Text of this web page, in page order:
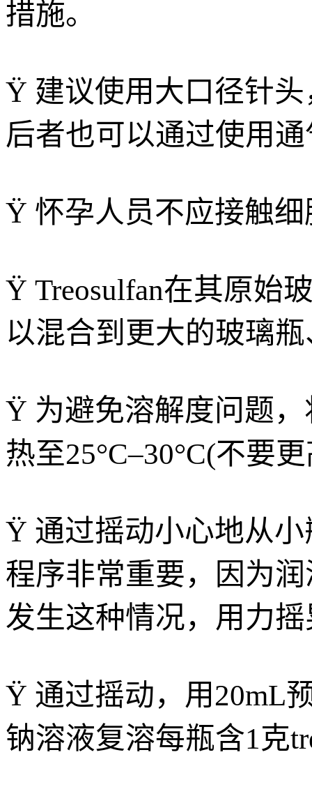
措施。
Ÿ 建议使用大口径针
后者也可以通过使用
Ÿ 怀孕人员不应接触
Ÿ Treosulfan在其原始
以混合到更大的玻璃
Ÿ 为避免溶解度问题
热至25°C–30°C(不要
Ÿ 通过摇动小心地从
程序非常重要，因为
发生这种情况，用力
Ÿ 通过摇动，用20mL
钠溶液复溶每瓶含1克